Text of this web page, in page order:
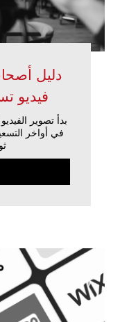
دليل
فيديو
بدأ تصوير
في أواخر